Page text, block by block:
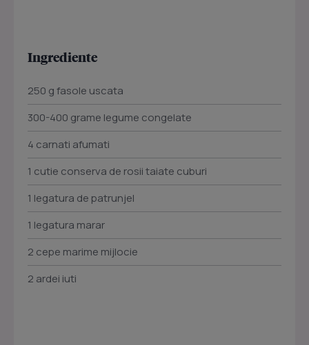
Ingrediente
250 g fasole uscata
300-400 grame legume congelate
4 carnati afumati
1 cutie conserva de rosii taiate cuburi
1 legatura de patrunjel
1 legatura marar
2 cepe marime mijlocie
2 ardei iuti